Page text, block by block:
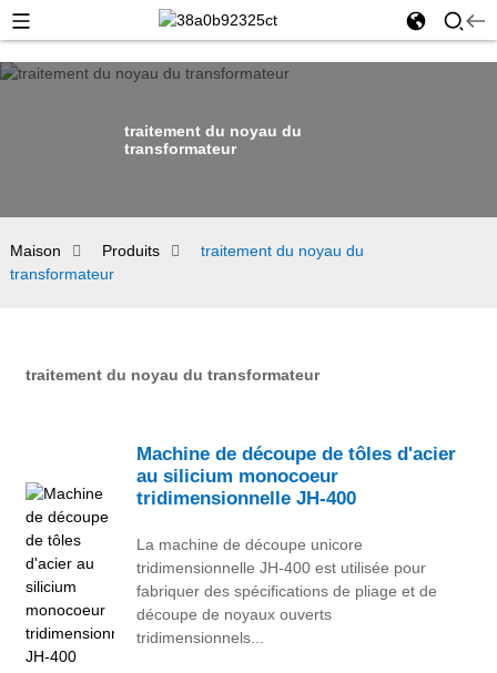
traitement du noyau du
transformateur
Maison Produits
traitement du noyau du
transformateur
traitement du noyau du transformateur
Machine de découpe de tôles d'acier
au silicium monocoeur
tridimensionnelle JH-400
La machine de découpe unicore
tridimensionnelle JH-400 est utilisée pour
fabriquer des spécifications de pliage et de
découpe de noyaux ouverts
tridimensionnels...